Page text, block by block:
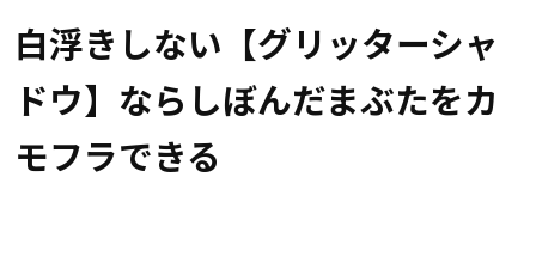
白浮きしない【グリッターシャ
ドウ】ならしぼんだまぶたをカ
モフラできる